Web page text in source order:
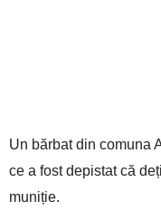
Un bărbat din comuna
ce a fost depistat că
muniție.